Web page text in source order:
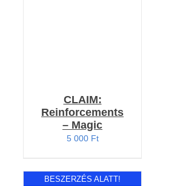
CLAIM:
Reinforcements
– Magic
5 000 Ft
BESZERZÉS ALATT!